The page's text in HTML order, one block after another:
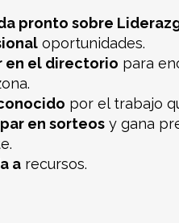
pronto sobre
oportunidades.
en el directorio para
por el trabajo
en sorteos y gana
a recursos.